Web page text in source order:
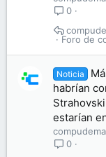
0
Foro de
Noticia
habrían
estarían
0